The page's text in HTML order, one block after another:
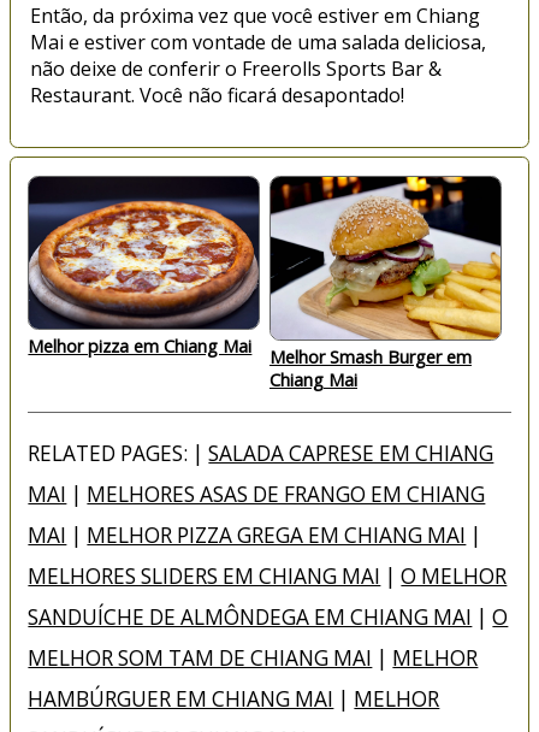
Então, da próxima vez que você estiver em Chiang
Mai e estiver com vontade de uma salada deliciosa,
não deixe de conferir o Freerolls Sports Bar &
Restaurant. Você não ficará desapontado!
Melhor pizza em Chiang Mai
Melhor Smash Burger em
Chiang Mai
RELATED PAGES: |SALADA CAPRESE EM CHIANG
MAI | MELHORES ASAS DE FRANGO EM CHIANG
MAI | MELHOR PIZZA GREGA EM CHIANG MAI |
MELHORES SLIDERS EM CHIANG MAI |O MELHOR
SANDUÍCHE DE ALMÔNDEGA EM CHIANG MAI |O
MELHOR SOM TAM DE CHIANG MAI | MELHOR
HAMBÚRGUER EM CHIANG MAI | MELHOR